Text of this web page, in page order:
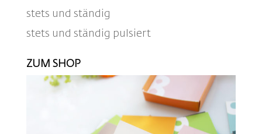
stets und ständig
stets und ständig pulsiert
ZUM SHOP